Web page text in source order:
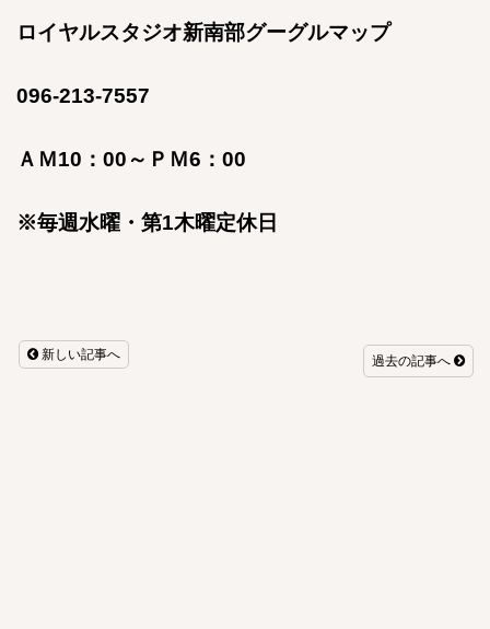
ロイヤルスタジオ新南部グーグルマップ
096-213-7557
ＡＭ10：00～ＰＭ6：00
※毎週水曜・第1木曜定休日
新しい記事へ 過去の記事へ